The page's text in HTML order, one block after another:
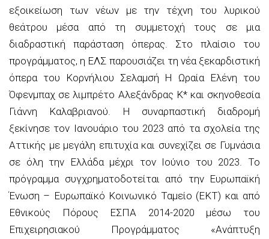
εξοικείωση των νέων με την τέχνη του λυρικού
θεάτρου μέσα από τη συμμετοχή τους σε μια
διαδραστική παράσταση όπερας. Στο πλαίσιο του
προγράμματος, η ΕΛΣ παρουσιάζει τη νέα ξεκαρδιστική
όπερα του Κορνήλιου Σελαμσή Η Ωραία Ελένη του
Όφενμπαχ σε λιμπρέτο Αλεξάνδρας Κ* και σκηνοθεσία
Γιάννη Καλαβριανού. Η συναρπαστική διαδρομή
ξεκίνησε τον Ιανουάριο του 2023 από τα σχολεία της
Αττικής με μεγάλη επιτυχία και συνεχίζει σε Γυμνάσια
σε όλη την Ελλάδα μέχρι τον Ιούνιο του 2023. Το
πρόγραμμα συγχρηματοδοτείται από την Ευρωπαϊκή
Ένωση – Ευρωπαϊκό Κοινωνικό Ταμείο (ΕΚΤ) και από
Εθνικούς Πόρους ΕΣΠΑ 2014-2020 μέσω του
Επιχειρησιακού Προγράμματος «Ανάπτυξη